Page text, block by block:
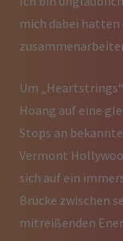
mich dabei
Um
Hoang auf eine
Stops an
Vermont
sich auf ein
Brücke zwischen
mitreißenden